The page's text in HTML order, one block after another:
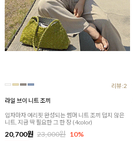
리뷰:2
라일 브이 니트 조끼
입자마자 여리핏 완성되는 썸머 니트 조끼 덥지 않은
니트, 지금 딱 필요한 그 한 장 (4color)
20,700원 23,000원 10%